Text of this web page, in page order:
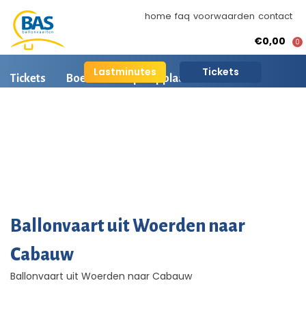
home faq voorwaarden contact
Lastminutes Tickets
€0,00 0
Tickets Boeken Opstapplaatsen
Ballonvaart uit Woerden naar
Cabauw
Ballonvaart uit Woerden naar Cabauw